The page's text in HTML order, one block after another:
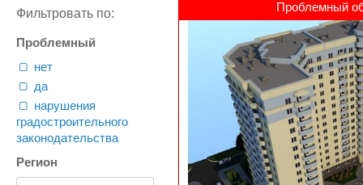
Фильтровать по:
Проблемный
нет
да
нарушения
градостроительного
законодательства
Регион
Проблемный